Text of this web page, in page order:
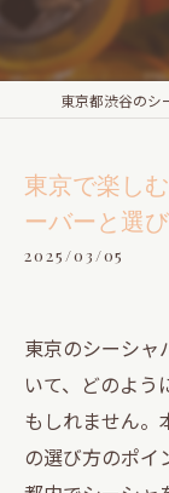
東京で楽し
ーバーと選
2025/03/05
東京のシーシャ
いて、どのよう
もしれません。
の選び方のポイ